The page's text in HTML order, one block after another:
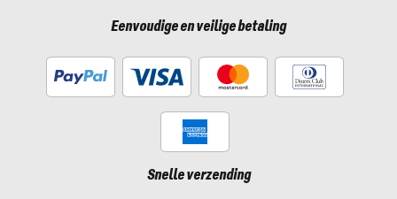
Eenvoudige en veilige betaling
Snelle verzending